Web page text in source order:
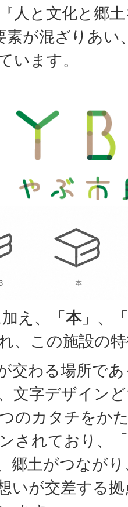
人と文化と郷
素が混ざりあい
います。
加え、「本」、「
、この施設の
交わる場所で
文字デザイン
のカタチをか
されており、
郷土がつなが
いが交差する